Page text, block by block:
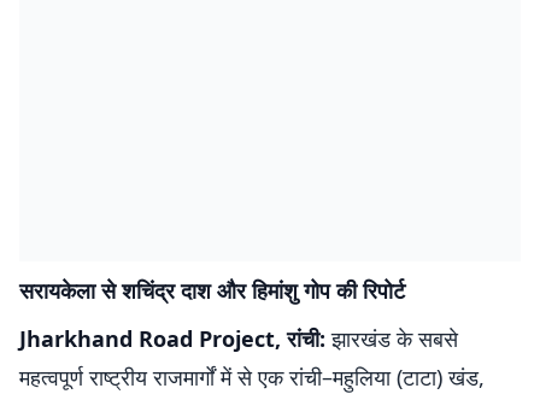
सरायकेला से शचिंद्र दाश और हिमांशु गोप की रिपोर्ट
Jharkhand Road Project, रांची: झारखंड के सबसे
महत्वपूर्ण राष्ट्रीय राजमार्गों में से एक रांची–महुलिया (टाटा) खंड,